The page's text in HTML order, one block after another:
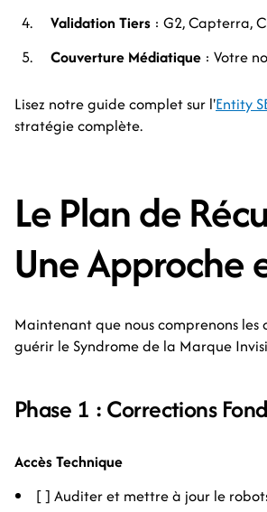
Validation Tiers : G2, Capterra,
Couverture Médiatique : Votre
Lisez notre guide complet sur l'Entity
stratégie complète.
Le Plan de
Une Approche
Maintenant que nous comprenons
guérir le Syndrome de la Marque
Phase 1 : Corrections
Accès Technique
[ ] Auditer et mettre à jour le